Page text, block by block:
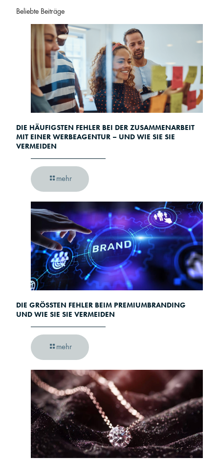
Beliebte Beiträge
DIE HÄUFIGSTEN FEHLER BEI DER ZUSAMMENARBEIT
MIT EINER WERBEAGENTUR – UND WIE SIE SIE
VERMEIDEN
mehr
DIE GRÖSSTEN FEHLER BEIM PREMIUMBRANDING U
ND WIE SIE SIE VERMEIDEN
mehr